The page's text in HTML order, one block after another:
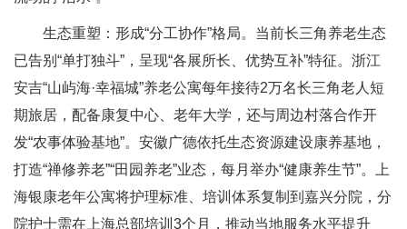
生态重塑：形成“分工协作”格局。当前长三角养老生态
已告别“单打独斗”，呈现“各展所长、优势互补”特征。浙江
安吉“山屿海·幸福城”养老公寓每年接待2万名长三角老人短
期旅居，配备康复中心、老年大学，还与周边村落合作开
发“农事体验基地”。安徽广德依托生态资源建设康养基地，
打造“禅修养老”“田园养老”业态，每月举办“健康养生节”。上
海银康老年公寓将护理标准、培训体系复制到嘉兴分院，分
院护士需在上海总部培训3个月，推动当地服务水平提升